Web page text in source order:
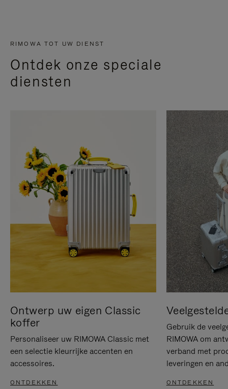
RIMOWA TOT UW DIENST
Ontdek onze speciale
diensten
Ontwerp uw eigen Classic
koffer
Personaliseer uw RIMOWA Classic met
een selectie kleurrijke accenten en
accessoires.
ONTDEKKEN
Gebruik de
RIMOWA om
verband met
leveringen en
ONTDEKKEN